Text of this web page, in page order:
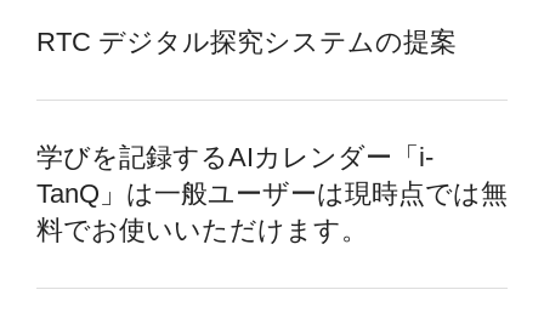
RTC デジタル探究システムの提案
学びを記録するAIカレンダー「i-
TanQ」は一般ユーザーは現時点では無
料でお使いいただけます。